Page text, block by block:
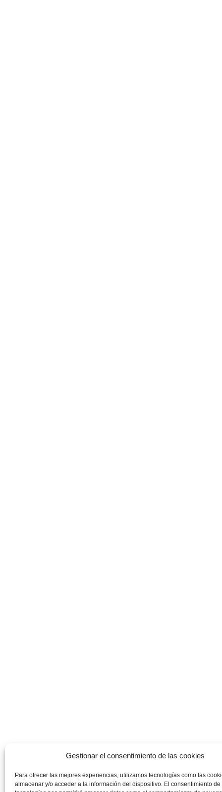
Gestionar el consentimiento de las cookies
Para ofrecer las mejores experiencias, utilizamos tecnologías como las
almacenar y/o acceder a la información del dispositivo. El consentimiento de